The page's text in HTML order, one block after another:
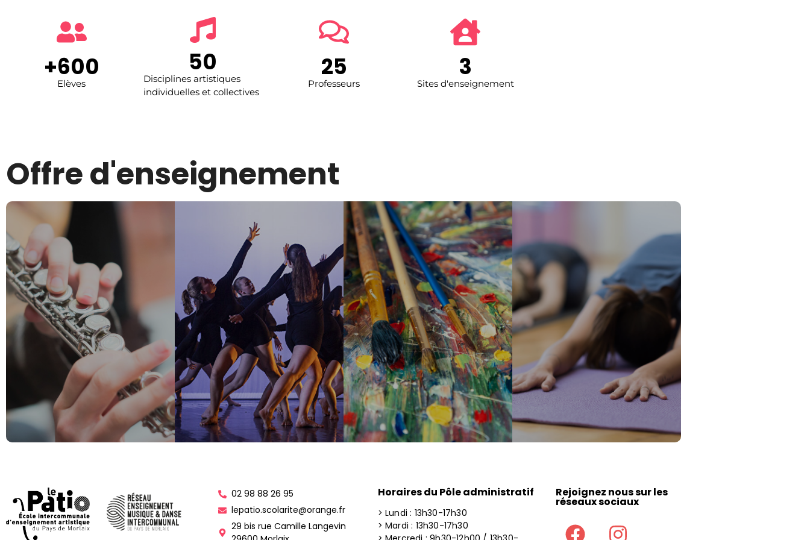
Elèves
+600
Disciplines artistiques
individuelles et collectives
50
Professeurs
25
Sites d'enseignement
3
Offre d'enseignement
02 98 88 26 95
lepatio.scolarite@orange.fr
29 bis rue Camille Langevin
Horaires du Pôle administratif
> Lundi : 13h30-17h30
> Mardi : 13h30-17h30
Rejoignez nous sur les
réseaux sociaux